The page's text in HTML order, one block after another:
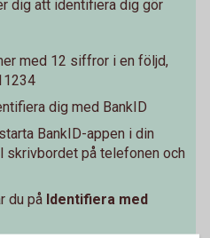
dig att identifiera dig gör
med 12 siffror i en följd,
dig med BankID
BankID-appen i din
skrivbordet på telefonen och
du på Identifiera med